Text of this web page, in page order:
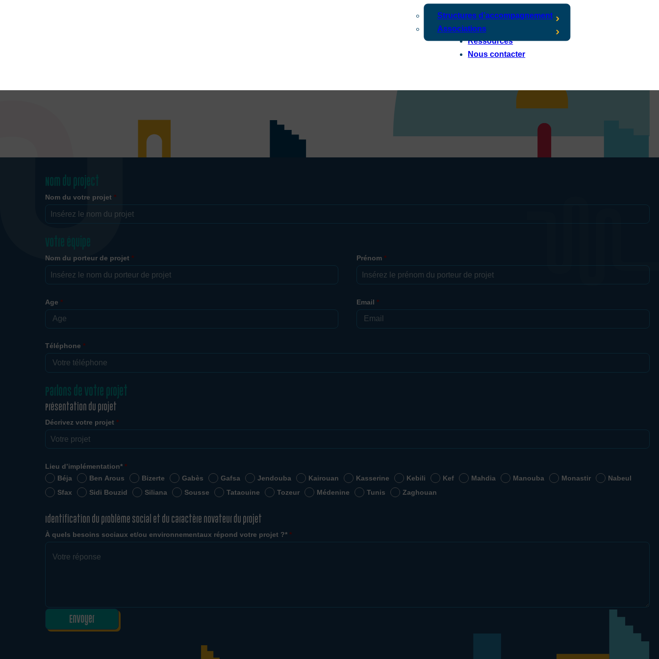
Structures d’accompagnement
Associations
Ressources
Nous contacter
Nom du project
Nom du votre projet *
Votre équipe
Nom du porteur de projet * Prénom *
Age * Email *
Téléphone *
Parlons de votre projet
Présentation du projet
Décrivez votre projet *
Lieu d’implémentation* *
Béja
Ben Arous Bizerte Gabès Gafsa Jendouba Kairouan Kasserine Kebili Kef Mahdia Manouba Monastir
Nabeul
Sfax
Sidi Bouzid Siliana Sousse Tataouine Tozeur Médenine Tunis Zaghouan
Identification du problème social et du caractère novateur du projet
À quels besoins sociaux et/ou environnementaux répond votre projet ?* *
0 characters / 0 words
Envoyer